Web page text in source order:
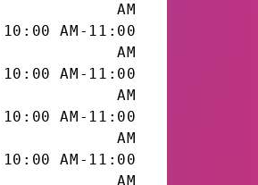
AM
10:00 AM - 11:00
AM
10:00 AM - 11:00
AM
10:00 AM - 11:00
AM
10:00 AM - 11:00
AM